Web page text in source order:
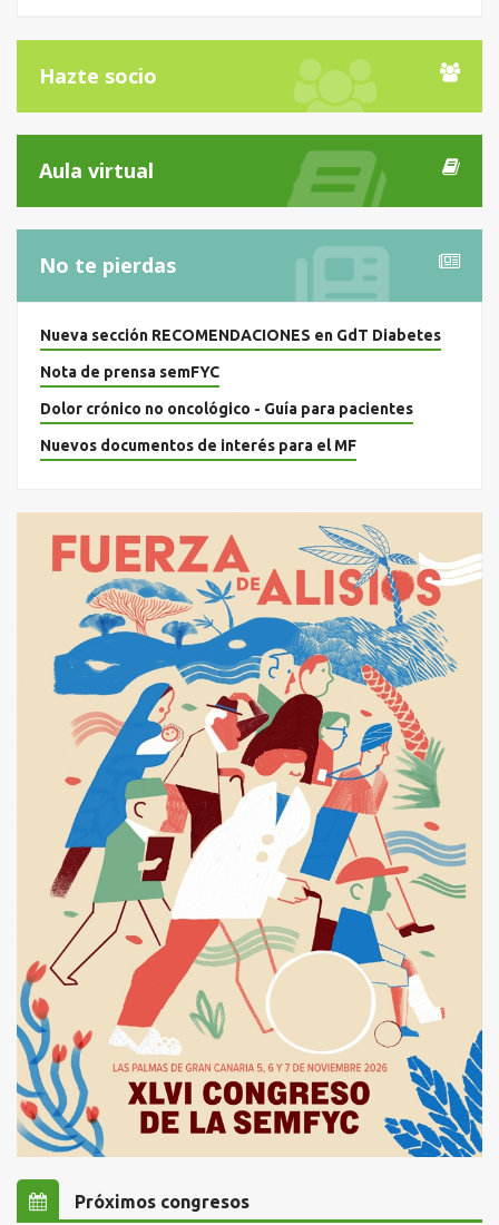
Hazte socio
Aula virtual
No te pierdas
Nueva sección RECOMENDACIONES en GdT Diabetes
Nota de prensa semFYC
Dolor crónico no oncológico - Guía para pacientes
Nuevos documentos de interés para el MF
Próximos congresos